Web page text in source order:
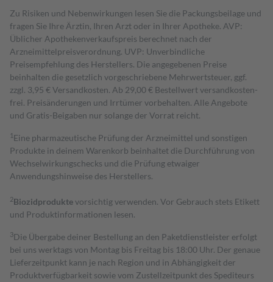
Zu Risiken und Nebenwirkungen lesen Sie die Packungsbeilage und
fragen Sie Ihre Ärztin, Ihren Arzt oder in Ihrer Apotheke. AVP:
Üblicher Apothekenverkaufspreis berechnet nach der
Arzneimittelpreisverordnung. UVP: Unverbindliche
Preisempfehlung des Herstellers. Die angegebenen Preise
beinhalten die gesetzlich vorgeschriebene Mehrwertsteuer, ggf.
zzgl. 3,95 € Versandkosten. Ab 29,00 € Bestell­wert versand­kosten­
frei. Preisänderungen und Irrtümer vorbehalten. Alle Angebote
und Gratis-Beigaben nur solange der Vorrat reicht.
1 Eine pharmazeutische Prüfung der Arzneimittel und sonstigen
Produkte in deinem Warenkorb beinhaltet die Durchführung von
Wechselwirkungschecks und die Prüfung etwaiger
Anwendungshinweise des Herstellers.
2Biozidproduktevorsichtig verwenden. Vor Gebrauch stets Etikett
und Produktinformationen lesen.
3Die Übergabe deiner Bestellung an den Paketdienstleister erfolgt
bei uns werktags von Montag bis Freitag bis 18:00 Uhr. Der genaue
Lieferzeitpunkt kann je nach Region und in Abhängigkeit der
Produktverfügbarkeit sowie vom Zustellzeitpunkt des Spediteurs